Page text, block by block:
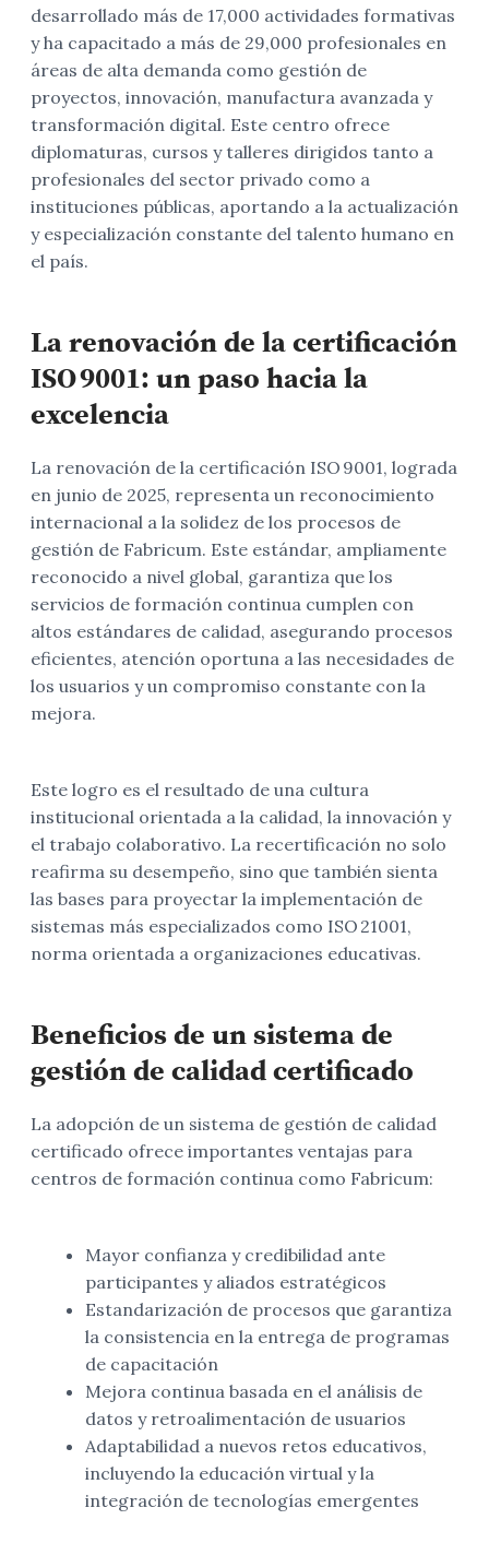
desarrollado más de 17,000 actividades formativas
y ha capacitado a más de 29,000 profesionales en
áreas de alta demanda como gestión de
proyectos, innovación, manufactura avanzada y
transformación digital. Este centro ofrece
diplomaturas, cursos y talleres dirigidos tanto a
profesionales del sector privado como a
instituciones públicas, aportando a la actualización
y especialización constante del talento humano en
el país.
La renovación de la certificación
ISO 9001: un paso hacia la
excelencia
La renovación de la certificación ISO 9001, lograda
en junio de 2025, representa un reconocimiento
internacional a la solidez de los procesos de
gestión de Fabricum. Este estándar, ampliamente
reconocido a nivel global, garantiza que los
servicios de formación continua cumplen con
altos estándares de calidad, asegurando procesos
eficientes, atención oportuna a las necesidades de
los usuarios y un compromiso constante con la
mejora.
Este logro es el resultado de una cultura
institucional orientada a la calidad, la innovación y
el trabajo colaborativo. La recertificación no solo
reafirma su desempeño, sino que también sienta
las bases para proyectar la implementación de
sistemas más especializados como ISO 21001,
norma orientada a organizaciones educativas.
Beneficios de un sistema de
gestión de calidad certificado
La adopción de un sistema de gestión de calidad
certificado ofrece importantes ventajas para
centros de formación continua como Fabricum:
Mayor confianza y credibilidad ante
participantes y aliados estratégicos
Estandarización de procesos que garantiza
la consistencia en la entrega de programas
de capacitación
Mejora continua basada en el análisis de
datos y retroalimentación de usuarios
Adaptabilidad a nuevos retos educativos,
incluyendo la educación virtual y la
integración de tecnologías emergentes